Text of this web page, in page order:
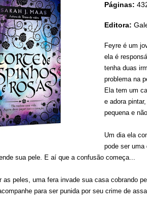
Páginas:
Editora:
Feyre é um
ela é
tenha duas
problema na
Ela tem um
e adora
pequena e
Um dia ela
pode ser uma
sua pele. E aí que a confusão começa...
as peles, uma fera invade sua casa cobrando
para ser punida por seu crime de